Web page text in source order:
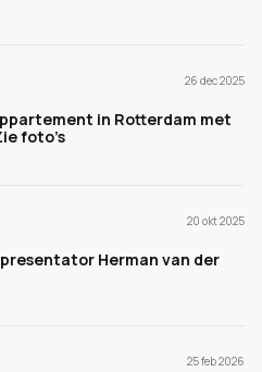
26 dec 2025
in Rotterdam met
foto’s
20 okt 2025
Herman van der
25 feb 2026